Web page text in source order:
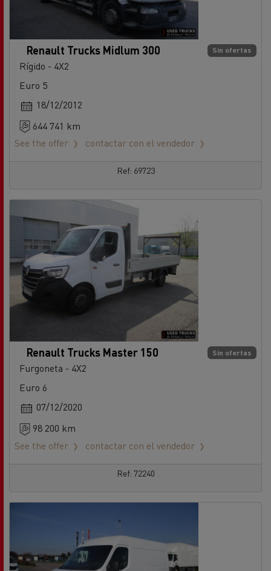
Sin ofertas
Renault Trucks Midlum 300
Rígido - 4X2
Euro 5
18/12/2012
644 741 km
See the offer
contactar con el vendedor
Ref: 69723
Sin ofertas
Renault Trucks Master 150
Furgoneta - 4X2
Euro 6
07/12/2020
98 200 km
See the offer
contactar con el vendedor
Ref: 72240